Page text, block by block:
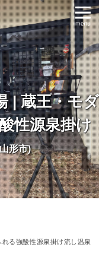
| 蔵王・モダ
性源泉掛け
形市)
る強酸性源泉掛け流し温泉